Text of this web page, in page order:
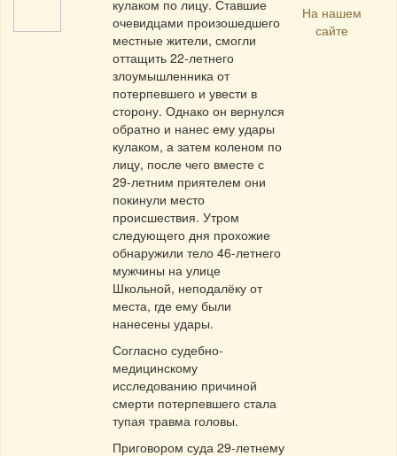
кулаком по лицу. Ставшие
очевидцами произошедшего
местные жители, смогли
оттащить 22-летнего
злоумышленника от
потерпевшего и увести в
сторону. Однако он вернулся
обратно и нанес ему удары
кулаком, а затем коленом по
лицу, после чего вместе с
29-летним приятелем они
покинули место
происшествия. Утром
следующего дня прохожие
обнаружили тело 46-летнего
мужчины на улице
Школьной, неподалёку от
места, где ему были
нанесены удары.
Согласно судебно-
медицинскому
исследованию причиной
смерти потерпевшего стала
тупая травма головы.
Приговором суда 29-летнему
На нашем
сайте